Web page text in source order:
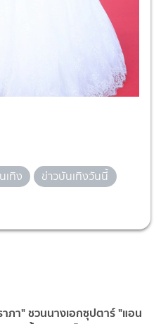
เทิง ข่าวบันเทิงวันนี้
ภา" ชวนนางเอกซุปตาร์ "แอน